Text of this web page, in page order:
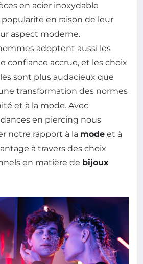
en acier inoxydable
en raison de leur
aspect moderne.
adoptent aussi les
confiance accrue, et les choix
sont plus audacieux que
transformation des normes
et à la mode. Avec
en piercing nous
notre rapport à la mode et à
à travers des choix
en matière de bijoux